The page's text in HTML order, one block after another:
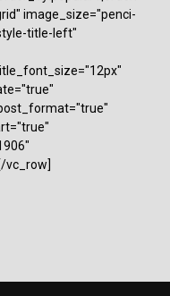
image_size="penci-
title-left"
vc_row]